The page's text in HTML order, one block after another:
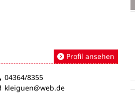
Profil ansehen
04364/8355
kleiguen@web.de